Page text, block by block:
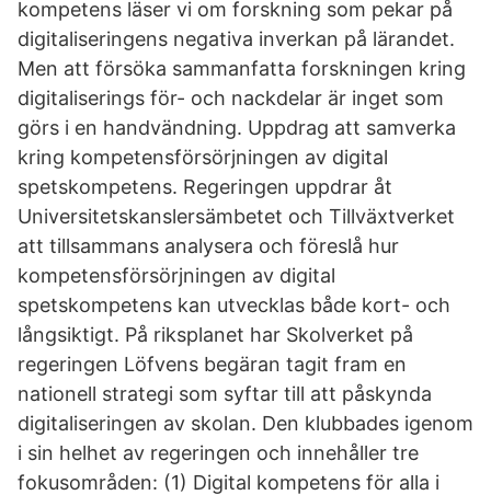
kompetens läser vi om forskning som pekar på
digitaliseringens negativa inverkan på lärandet.
Men att försöka sammanfatta forskningen kring
digitaliserings för- och nackdelar är inget som
görs i en handvändning. Uppdrag att samverka
kring kompetensförsörjningen av digital
spetskompetens. Regeringen uppdrar åt
Universitetskanslersämbetet och Tillväxtverket
att tillsammans analysera och föreslå hur
kompetensförsörjningen av digital
spetskompetens kan utvecklas både kort- och
långsiktigt. På riksplanet har Skolverket på
regeringen Löfvens begäran tagit fram en
nationell strategi som syftar till att påskynda
digitaliseringen av skolan. Den klubbades igenom
i sin helhet av regeringen och innehåller tre
fokusområden: (1) Digital kompetens för alla i